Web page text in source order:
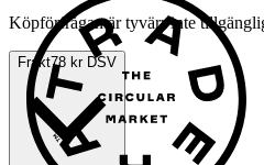
Köpförfrågan är tyvärr inte
Frakt78 kr DSV